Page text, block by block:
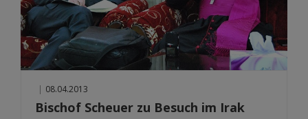
| 08.04.2013
Bischof Scheuer zu Besuch im Irak